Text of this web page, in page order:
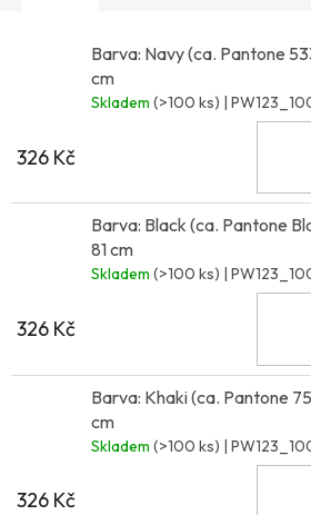
Barva: Navy (ca. Pantone
cm
Skladem (>100 ks) |
326 Kč
Barva: Black (ca. Pantone
81 cm
Skladem (>100 ks) |
326 Kč
Barva: Khaki (ca. Pantone
cm
Skladem (>100 ks) |
326 Kč